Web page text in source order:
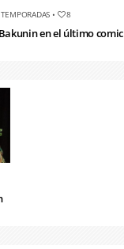
• 8
en el último comic